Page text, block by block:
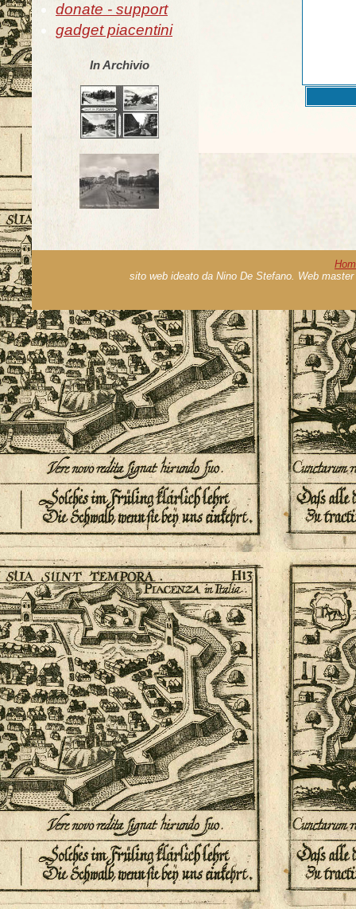
donate - support
gadget piacentini
In Archivio
sito web ideato da Nino De Stefano. Web